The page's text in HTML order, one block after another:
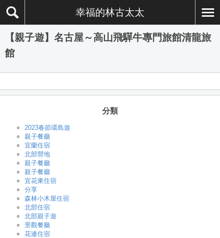
幸福的林古太太
【親子遊】名古屋～高山飛驒牛專門旅館清龍旅
館
分類
2023春節環島遊
親子餐廳
宜蘭住宿
北部營地
親子餐廳
親子餐廳
宜花東住宿
分享
森林小木屋住宿
北部住宿
北部親子遊
景觀餐廳
花連住宿